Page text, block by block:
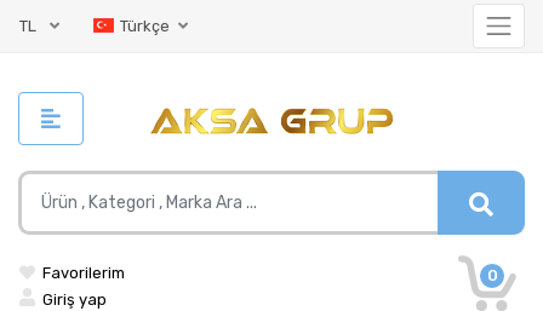
TL Türkçe
0
Favorilerim
Giriş yap